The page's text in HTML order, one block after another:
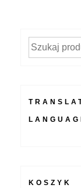
Szukaj:
KOSZYK